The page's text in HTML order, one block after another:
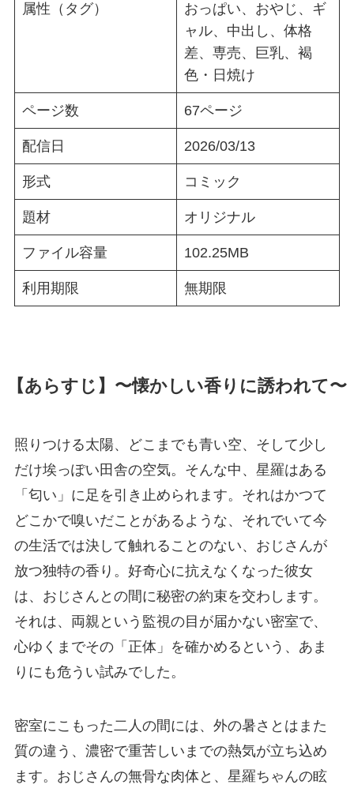
属性（タグ）
おっぱい、おやじ、ギ
ャル、中出し、体格
差、専売、巨乳、褐
色・日焼け
ページ数 67ページ
配信日 2026/03/13
形式 コミック
題材 オリジナル
ファイル容量 102.25MB
利用期限 無期限
【あらすじ】〜懐かしい香りに誘われて〜
照りつける太陽、どこまでも青い空、そして少し
だけ埃っぽい田舎の空気。そんな中、星羅はある
「匂い」に足を引き止められます。それはかつて
どこかで嗅いだことがあるような、それでいて今
の生活では決して触れることのない、おじさんが
放つ独特の香り。好奇心に抗えなくなった彼女
は、おじさんとの間に秘密の約束を交わします。
それは、両親という監視の目が届かない密室で、
心ゆくまでその「正体」を確かめるという、あま
りにも危うい試みでした。
密室にこもった二人の間には、外の暑さとはまた
質の違う、濃密で重苦しいまでの熱気が立ち込め
ます。おじさんの無骨な肉体と、星羅ちゃんの眩